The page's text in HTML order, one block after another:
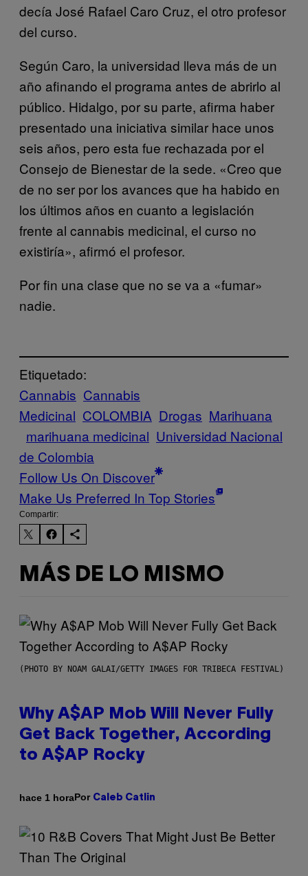
decía José Rafael Caro Cruz, el otro profesor
del curso.
Según Caro, la universidad lleva más de un
año afinando el programa antes de abrirlo al
público. Hidalgo, por su parte, afirma haber
presentado una iniciativa similar hace unos
seis años, pero esta fue rechazada por el
Consejo de Bienestar de la sede. «Creo que
de no ser por los avances que ha habido en
los últimos años en cuanto a legislación
frente al cannabis medicinal, el curso no
existiría», afirmó el profesor.
Por fin una clase que no se va a «fumar»
nadie.
Etiquetado:
Cannabis Cannabis
Medicinal COLOMBIA Drogas Marihuana
marihuana medicinal Universidad Nacional
de Colombia
Follow Us On Discover
Make Us Preferred In Top Stories
Compartir:
MÁS DE LO MISMO
(PHOTO BY NOAM GALAI/GETTY IMAGES FOR TRIBECA FESTIVAL)
Why A$AP Mob Will Never Fully
Get Back Together, According
to A$AP Rocky
hace 1 horaPor Caleb Catlin